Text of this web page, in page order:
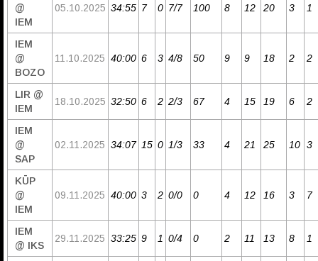
@
IEM
05.10.2025 34:55 7 0 7/7 100 8 12 20 3 1
IEM
@
BOZO
11.10.2025 40:00 6 3 4/8 50 9 9 18 2 2
LIR @
IEM
18.10.2025 32:50 6 2 2/3 67 4 15 19 6 2
IEM
@
SAP
02.11.2025 34:07 15 0 1/3 33 4 21 25 10 3
KŪP
@
IEM
09.11.2025 40:00 3 2 0/0 0 4 12 16 3 7
IEM
@ IKS
29.11.2025 33:25 9 1 0/4 0 2 11 13 8 1